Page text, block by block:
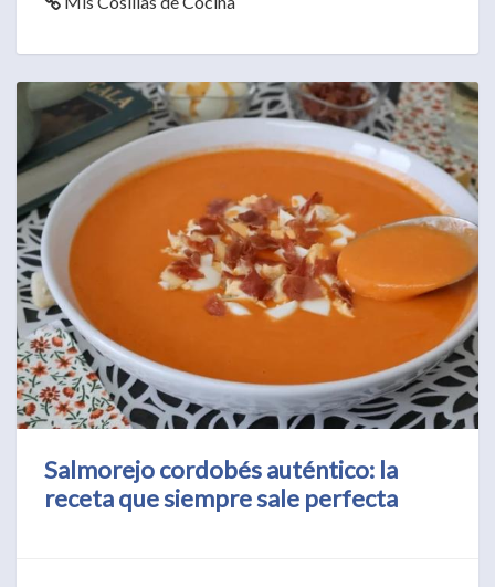
Salmorejo cordobés auténtico: la
receta que siempre sale perfecta